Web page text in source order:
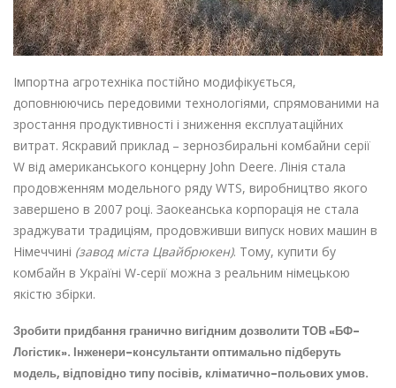
Імпортна агротехніка постійно модифікується,
доповнюючись передовими технологіями, спрямованими на
зростання продуктивності і зниження експлуатаційних
витрат. Яскравий приклад – зернозбиральні комбайни серії
W від американського концерну John Deere. Лінія стала
продовженням модельного ряду WTS, виробництво якого
завершено в 2007 році. Заокеанська корпорація не стала
зраджувати традиціям, продовживши випуск нових машин в
Німеччині (завод міста Цвайбрюкен). Тому, купити бу
комбайн в Україні W-серії можна з реальним німецькою
якістю збірки.
Зробити придбання гранично вигідним дозволити ТОВ «БФ-
Логістик». Інженери-консультанти оптимально підберуть
модель, відповідно типу посівів, кліматично-польових умов.